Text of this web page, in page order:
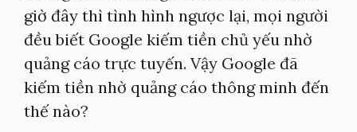
giờ đây thì tình hình ngược lại, mọi người
đều biết Google kiếm tiền chủ yếu nhờ
quảng cáo trực tuyến. Vậy Google đã
kiếm tiền nhờ quảng cáo thông minh đến
thế nào?